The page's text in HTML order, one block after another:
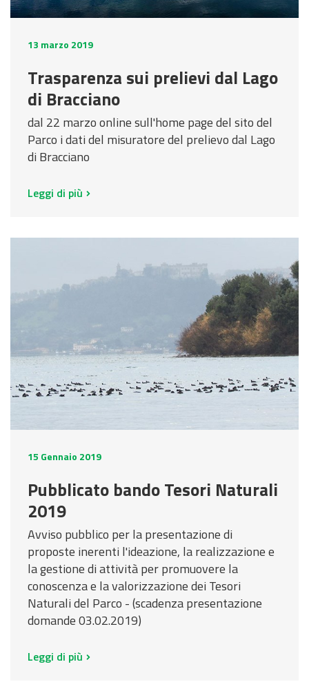
13 marzo 2019
Trasparenza sui prelievi dal Lago
di Bracciano
dal 22 marzo online sull'home page del sito del
Parco i dati del misuratore del prelievo dal Lago
di Bracciano
Leggi di più
15 Gennaio 2019
Pubblicato bando Tesori Naturali
2019
Avviso pubblico per la presentazione di
proposte inerenti l'ideazione, la realizzazione e
la gestione di attività per promuovere la
conoscenza e la valorizzazione dei Tesori
Naturali del Parco - (scadenza presentazione
domande 03.02.2019)
Leggi di più